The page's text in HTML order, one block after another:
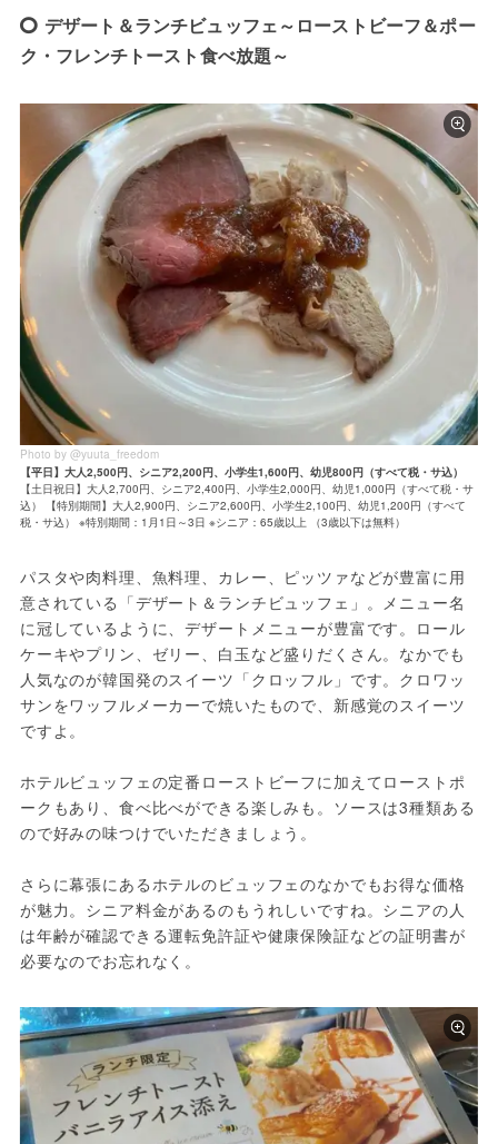
デザート＆ランチビュッフェ～ローストビーフ＆ポー
ク・フレンチトースト食べ放題～
Photo by @yuuta_freedom
【平日】大人2,500円、シニア2,200円、小学生1,600円、幼児800円（すべて税・サ込）
【土日祝日】大人2,700円、シニア2,400円、小学生2,000円、幼児1,000円（すべて税・サ
込） 【特別期間】大人2,900円、シニア2,600円、小学生2,100円、幼児1,200円（すべて
税・サ込） ※特別期間：1月1日～3日 ※シニア：65歳以上 （3歳以下は無料）
パスタや肉料理、魚料理、カレー、ピッツァなどが豊富に用
意されている「デザート＆ランチビュッフェ」。メニュー名
に冠しているように、デザートメニューが豊富です。ロール
ケーキやプリン、ゼリー、白玉など盛りだくさん。なかでも
人気なのが韓国発のスイーツ「クロッフル」です。クロワッ
サンをワッフルメーカーで焼いたもので、新感覚のスイーツ
ですよ。
ホテルビュッフェの定番ローストビーフに加えてローストポ
ークもあり、食べ比べができる楽しみも。ソースは3種類ある
ので好みの味つけでいただきましょう。
さらに幕張にあるホテルのビュッフェのなかでもお得な価格
が魅力。シニア料金があるのもうれしいですね。シニアの人
は年齢が確認できる運転免許証や健康保険証などの証明書が
必要なのでお忘れなく。